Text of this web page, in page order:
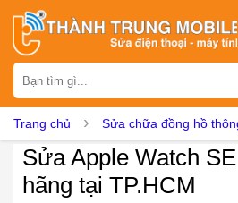
iPhone Samsung
Huawei
Asus Sony Vertu LG
Dịch vụ sửa chữa
Trang chủ Sửa chữa đồng hồ
Sửa Apple Watch
hãng tại TP.HCM